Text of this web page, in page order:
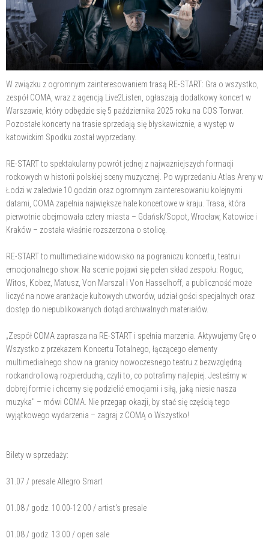
W związku z ogromnym zainteresowaniem trasą RE-START: Gra o wszystko,
zespół COMA, wraz z agencją Live2Listen, ogłaszają dodatkowy koncert w
Warszawie, który odbędzie się 5 października 2025 roku na COS Torwar.
Pozostałe koncerty na trasie sprzedają się błyskawicznie, a występ w
katowickim Spodku został wyprzedany.
RE-START to spektakularny powrót jednej z najważniejszych formacji
rockowych w historii polskiej sceny muzycznej. Po wyprzedaniu Atlas Areny w
Łodzi w zaledwie 10 godzin oraz ogromnym zainteresowaniu kolejnymi
datami, COMA zapełnia największe hale koncertowe w kraju. Trasa, która
pierwotnie obejmowała cztery miasta – Gdańsk/Sopot, Wrocław, Katowice i
Kraków – została właśnie rozszerzona o stolicę.
RE-START to multimedialne widowisko na pograniczu koncertu, teatru i
emocjonalnego show. Na scenie pojawi się pełen skład zespołu: Roguc,
Witos, Kobez, Matusz, Von Marszal i Von Hasselhoff, a publiczność może
liczyć na nowe aranżacje kultowych utworów, udział gości specjalnych oraz
dostęp do niepublikowanych dotąd archiwalnych materiałów.
„Zespół COMA zaprasza na RE-START i spełnia marzenia. Aktywujemy Grę o
Wszystko z przekazem Koncertu Totalnego, łączącego elementy
multimedialnego show na granicy nowoczesnego teatru z bezwzględną
rockandrollową rozpierduchą, czyli to, co potrafimy najlepiej. Jesteśmy w
dobrej formie i chcemy się podzielić emocjami i siłą, jaką niesie nasza
muzyka" – mówi COMA. Nie przegap okazji, by stać się częścią tego
wyjątkowego wydarzenia – zagraj z COMĄ o Wszystko!
Bilety w sprzedaży:
31.07 / presale Allegro Smart
01.08 / godz. 10.00-12.00 / artist's presale
01.08 / godz. 13.00 / open sale